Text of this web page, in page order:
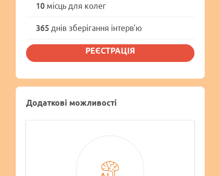
10місць для колег
365 днів зберігання інтерв'ю
РЕЄСТРАЦІЯ
Додаткові можливості